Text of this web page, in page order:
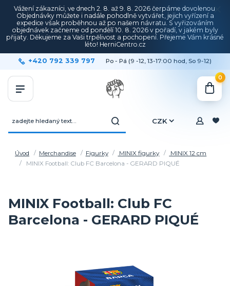
Vážení zákazníci, ve dnech 2. 8. až 9. 8. 2026 čerpáme dovolenou.
Objednávky můžete i nadále pohodlně vytvářet, jejich vyřízení a
expedice však proběhnou až po našem návratu. S vyřizováním
objednávek začneme od pondělí 10. 8. 2026 v pořadí, v jakém byly
přijaty. Děkujeme za Vaši trpělivost a pochopení. Přejeme Vám krásné
léto! HerniCentro.cz
CZK
+420 792 339 797 Po - Pá (9 -12, 13-17:00 hod, So 9-12)
0
Úvod Merchandise Figurky MINIX figurky
MINIX 12 cm
MINIX Football: Club FC Barcelona - GERARD PIQUÉ
MINIX Football: Club FC
Barcelona - GERARD PIQUÉ